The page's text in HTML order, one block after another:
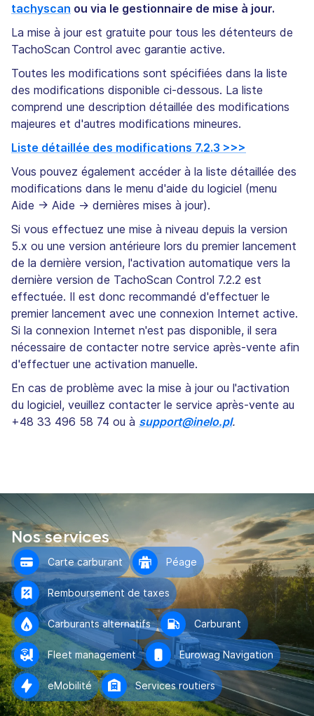
tachyscan ou via le gestionnaire de mise à jour.
La mise à jour est gratuite pour tous les détenteurs de
TachoScan Control avec garantie active.
Toutes les modifications sont spécifiées dans la liste
des modifications disponible ci-dessous. La liste
comprend une description détaillée des modifications
majeures et d'autres modifications mineures.
Liste détaillée des modifications 7.2.3 >>>
Vous pouvez également accéder à la liste détaillée des
modifications dans le menu d'aide du logiciel (menu
Aide -> Aide -> dernières mises à jour).
Si vous effectuez une mise à niveau depuis la version
5.x ou une version antérieure lors du premier lancement
de la dernière version, l'activation automatique vers la
dernière version de TachoScan Control 7.2.2 est
effectuée. Il est donc recommandé d'effectuer le
premier lancement avec une connexion Internet active.
Si la connexion Internet n'est pas disponible, il sera
nécessaire de contacter notre service après-vente afin
d'effectuer une activation manuelle.
En cas de problème avec la mise à jour ou l'activation
du logiciel, veuillez contacter le service après-vente au
+48 33 496 58 74 ou à support@inelo.pl.
Nos services
Carte carburant Péage
Remboursement de taxes
Carburants alternatifs Carburant
Fleet management Eurowag Navigation
eMobilité Services routiers